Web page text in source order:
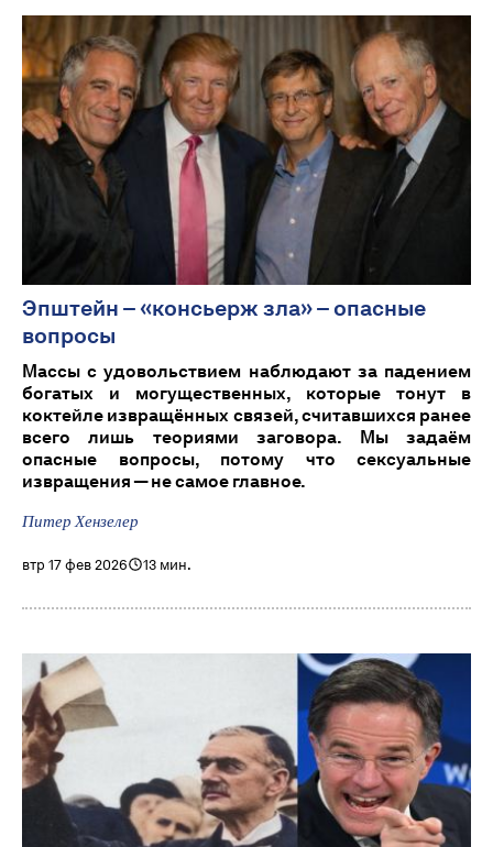
Эпштейн – «консьерж зла» – опасные
вопросы
Массы с удовольствием наблюдают за падением
богатых и могущественных, которые тонут в
коктейле извращённых связей, считавшихся ранее
всего лишь теориями заговора. Мы задаём
опасные вопросы, потому что сексуальные
извращения — не самое главное.
Питер Хензелер
втр 17 фев 2026 13 мин.